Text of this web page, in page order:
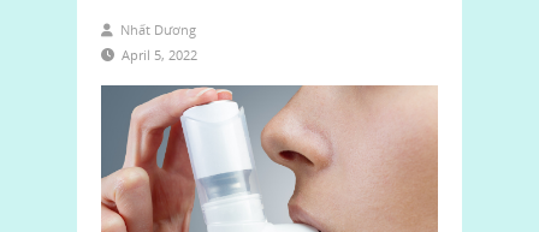
Nhất Dương
April 5, 2022